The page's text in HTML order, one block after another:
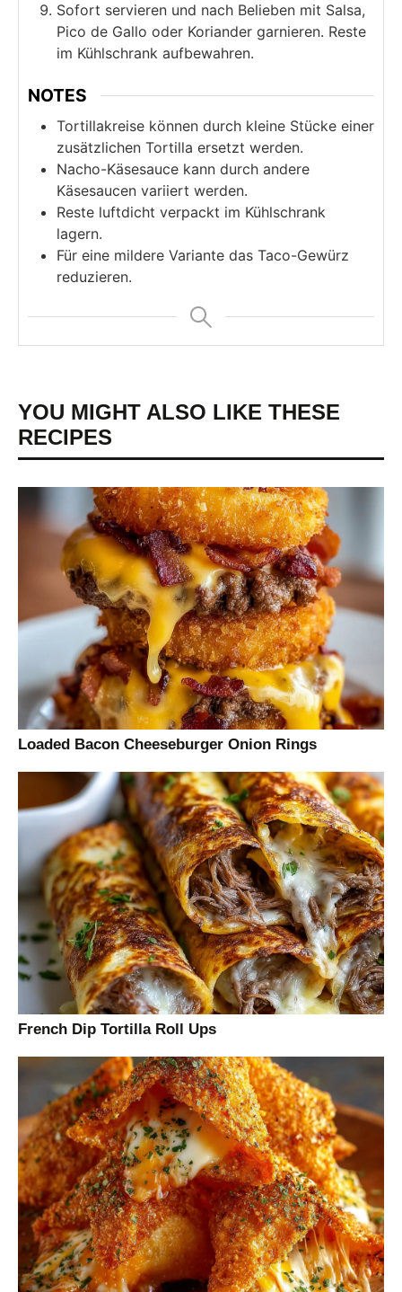
Sofort servieren und nach Belieben mit Salsa,
Pico de Gallo oder Koriander garnieren. Reste
im Kühlschrank aufbewahren.
NOTES
Tortillakreise können durch kleine Stücke einer
zusätzlichen Tortilla ersetzt werden.
Nacho-Käsesauce kann durch andere
Käsesaucen variiert werden.
Reste luftdicht verpackt im Kühlschrank
lagern.
Für eine mildere Variante das Taco-Gewürz
reduzieren.
YOU MIGHT ALSO LIKE THESE
RECIPES
Loaded Bacon Cheeseburger Onion Rings
French Dip Tortilla Roll Ups